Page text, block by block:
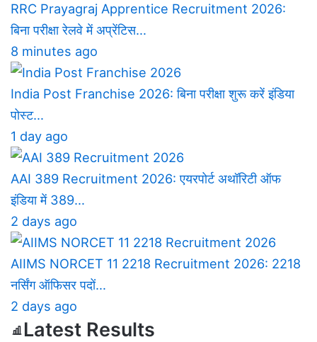
RRC Prayagraj Apprentice Recruitment 2026:
बिना परीक्षा रेलवे में अप्रेंटिस…
8 minutes ago
India Post Franchise 2026: बिना परीक्षा शुरू करें इंडिया
पोस्ट…
1 day ago
AAI 389 Recruitment 2026: एयरपोर्ट अथॉरिटी ऑफ
इंडिया में 389…
2 days ago
AIIMS NORCET 11 2218 Recruitment 2026: 2218
नर्सिंग ऑफिसर पदों…
2 days ago
Latest Results